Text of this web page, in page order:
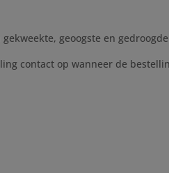
gekweekte, geoogste en
contact op wanneer de